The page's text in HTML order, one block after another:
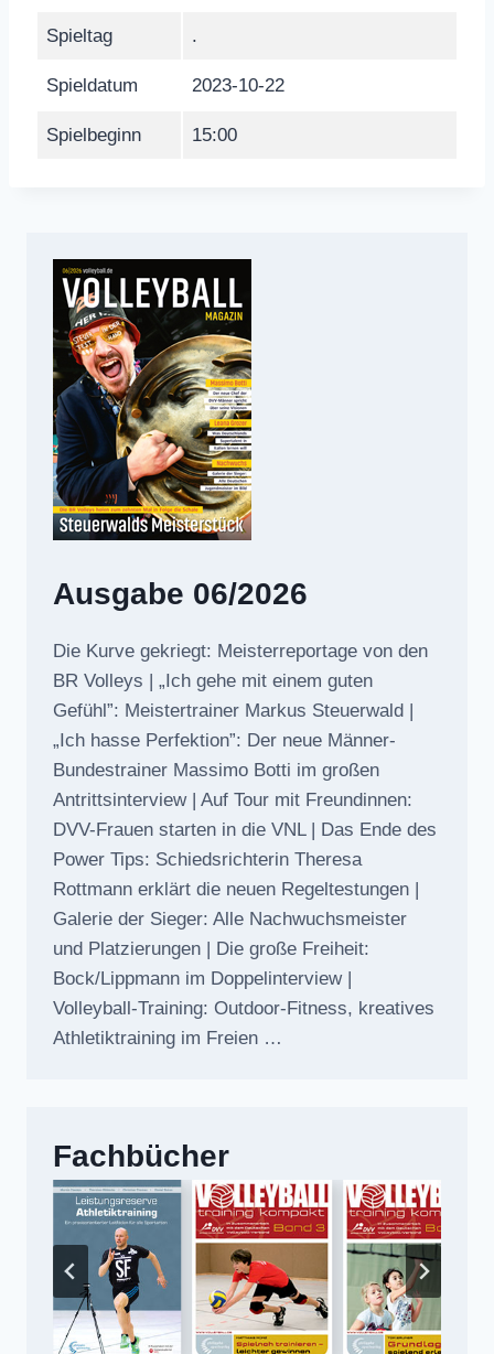
Spieltag .
Spieldatum 2023-10-22
Spielbeginn 15:00
Ausgabe 06/2026
Die Kurve gekriegt: Meisterreportage von den
BR Volleys | „Ich gehe mit einem guten
Gefühl”: Meistertrainer Markus Steuerwald |
„Ich hasse Perfektion”: Der neue Männer-
Bundestrainer Massimo Botti im großen
Antrittsinterview | Auf Tour mit Freundinnen:
DVV-Frauen starten in die VNL | Das Ende des
Power Tips: Schiedsrichterin Theresa
Rottmann erklärt die neuen Regeltestungen |
Galerie der Sieger: Alle Nachwuchsmeister
und Platzierungen | Die große Freiheit:
Bock/Lippmann im Doppelinterview |
Volleyball-Training: Outdoor-Fitness, kreatives
Athletiktraining im Freien …
Fachbücher